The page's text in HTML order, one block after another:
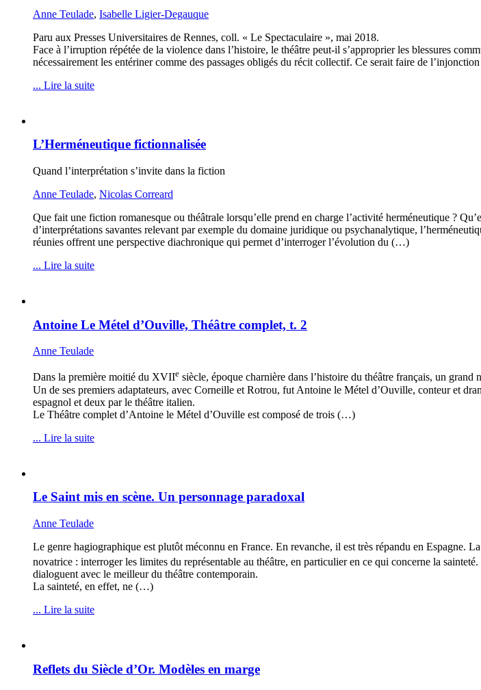
Anne Teulade, Isabelle Ligier-Degauque
Paru aux Presses Universitaires de Rennes, coll. « Le Spectaculaire », mai 2018.
Face à l’irruption répétée de la violence dans l’histoire, le théâtre peut-il s’approprier les blessures
nécessairement les entériner comme des passages obligés du récit collectif. Ce serait faire de
... Lire la suite
L’Herméneutique fictionnalisée
Quand l’interprétation s’invite dans la fiction
Anne Teulade, Nicolas Correard
Que fait une fiction romanesque ou théâtrale lorsqu’elle prend en charge l’activité herméneutique ?
d’interprétations savantes relevant par exemple du domaine juridique ou psychanalytique,
réunies offrent une perspective diachronique qui permet d’interroger l’évolution du (…)
... Lire la suite
Antoine Le Métel d’Ouville, Théâtre complet, t. 2
Anne Teulade
Dans la première moitié du XVIIe siècle, époque charnière dans l’histoire du théâtre français, un
Un de ses premiers adaptateurs, avec Corneille et Rotrou, fut Antoine le Métel d’Ouville, conteur et
espagnol et deux par le théâtre italien.
Le Théâtre complet d’Antoine le Métel d’Ouville est composé de trois (…)
... Lire la suite
Le Saint mis en scène. Un personnage paradoxal
Anne Teulade
Le genre hagiographique est plutôt méconnu en France. En revanche, il est très répandu en Espagne.
novatrice : interroger les limites du représentable au théâtre, en particulier en ce qui concerne la
dialoguent avec le meilleur du théâtre contemporain.
La sainteté, en effet, ne (…)
... Lire la suite
Reflets du Siècle d’Or. Modèles en marge